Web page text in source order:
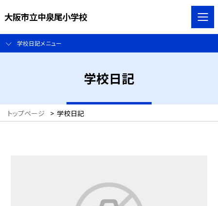
大阪市立中泉尾小学校
学校日記メニュー
学校日記
トップページ > 学校日記